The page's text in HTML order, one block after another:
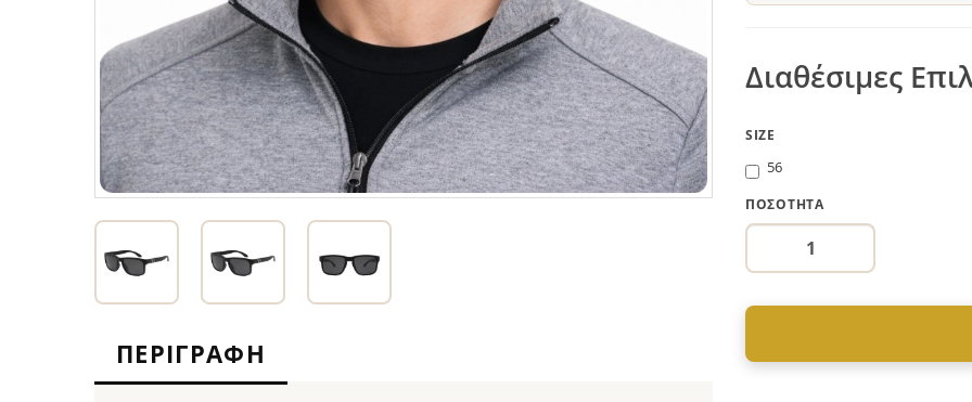
ΠΕΡΙΓΡΑΦΉ
Διαθέσιμες
SIZE
56
ΠΟΣΌΤΗΤΑ